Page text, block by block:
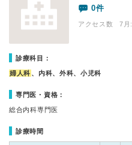
0件
アクセス数 7月:
診療科目：
婦人科 、内科、外科、小児科
専門医・資格：
総合内科専門医
診療時間